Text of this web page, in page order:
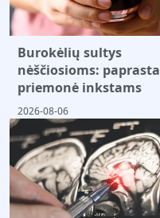
Burokėlių sultys
nėščiosioms: paprasta
priemonė inkstams
2026-08-06